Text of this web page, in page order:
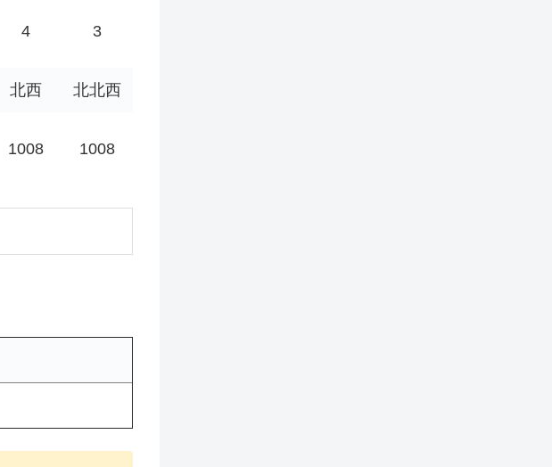
4 3
北西 北北西
1008 1008